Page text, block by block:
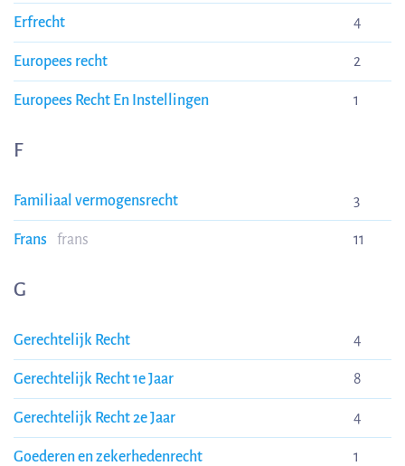
Erfrecht 4
Europees recht 2
Europees Recht En Instellingen 1
F
Familiaal vermogensrecht 3
Frans frans 11
G
Gerechtelijk Recht 4
Gerechtelijk Recht 1e Jaar 8
Gerechtelijk Recht 2e Jaar 4
Goederen en zekerhedenrecht 1